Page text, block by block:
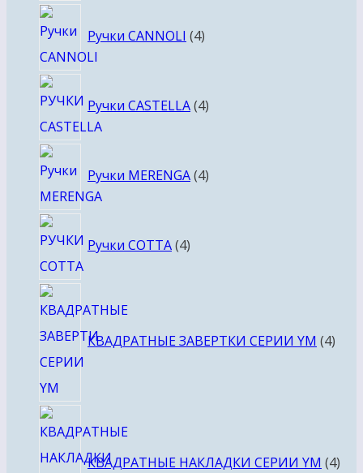
Ручки CANNOLI 4товара
Ручки CASTELLA 4товара
Ручки MERENGA 4товара
Ручки COTTA 4товара
КВАДРАТНЫЕ ЗАВЕРТКИ СЕРИИ YM 4
КВАДРАТНЫЕ НАКЛАДКИ СЕРИИ YM 4